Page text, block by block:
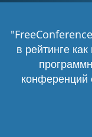
в рейтинге
конференций